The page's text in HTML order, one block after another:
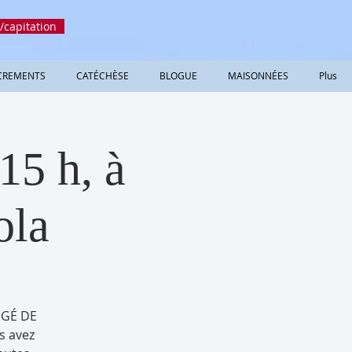
capitation
CATÉCHÈSE BLOGUE MAISONNÉES Plus
h, à
DE
avez